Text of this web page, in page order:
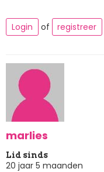
Login of registreer
marlies
Lid sinds
20 jaar 5 maanden